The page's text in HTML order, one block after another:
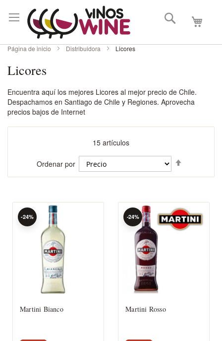
Mi
Buscar
Página de inicio Distribuidora Licores
Licores
Encuentra aquí los mejores Licores al mejor precio de Chile.
Despachamos en Santiago de Chile y Regiones. Aprovecha
precios bajos de Internet
15 artículos
Ordenar por
Martini Bianco
-24%
Martini Rosso
-24%